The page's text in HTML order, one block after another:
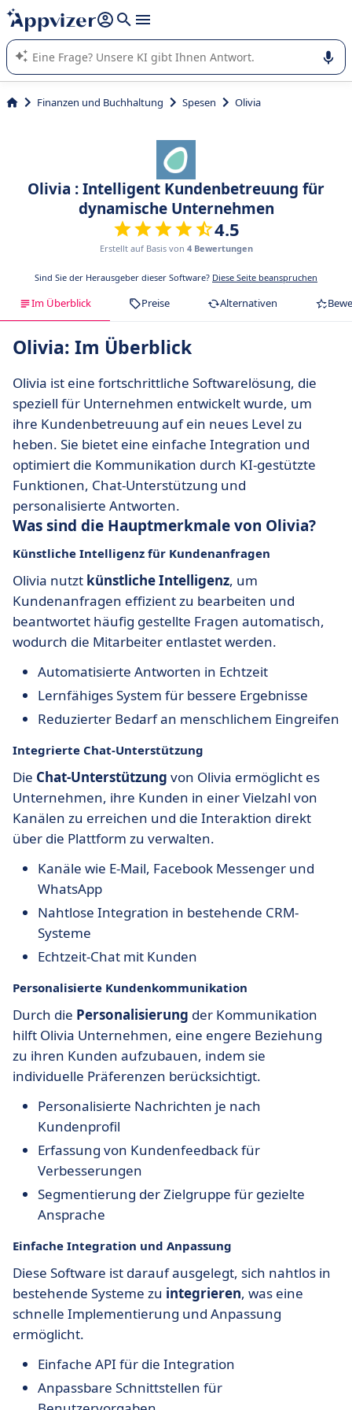
beantworten (mehrere Zeilen mit
Die KI von Appvizer führt Sie bei der Nutzung oder Auswahl
von SaaS-Software in Unternehmen.
Finanzen und Buchhaltung Spesen Olivia
Olivia : Intelligent Kundenbetreuung für
dynamische Unternehmen
4.5
Erstellt auf Basis von 4 Bewertungen
Sind Sie der Herausgeber dieser Software? Diese Seite beanspruchen
Im Überblick Preise Alternativen
Olivia: Im Überblick
Olivia ist eine fortschrittliche Softwarelösung, die
speziell für Unternehmen entwickelt wurde, um
ihre Kundenbetreuung auf ein neues Level zu
heben. Sie bietet eine einfache Integration und
optimiert die Kommunikation durch KI-gestützte
Funktionen, Chat-Unterstützung und
personalisierte Antworten.
Was sind die Hauptmerkmale von Olivia?
Künstliche Intelligenz für Kundenanfragen
Olivia nutzt künstliche Intelligenz, um
Kundenanfragen effizient zu bearbeiten und
beantwortet häufig gestellte Fragen automatisch,
wodurch die Mitarbeiter entlastet werden.
Automatisierte Antworten in Echtzeit
Lernfähiges System für bessere Ergebnisse
Reduzierter Bedarf an menschlichem Eingreifen
Integrierte Chat-Unterstützung
Die Chat-Unterstützung von Olivia ermöglicht es
Unternehmen, ihre Kunden in einer Vielzahl von
Kanälen zu erreichen und die Interaktion direkt
über die Plattform zu verwalten.
Kanäle wie E-Mail, Facebook Messenger und
WhatsApp
Nahtlose Integration in bestehende CRM-
Systeme
Echtzeit-Chat mit Kunden
Personalisierte Kundenkommunikation
Durch die Personalisierung der Kommunikation
hilft Olivia Unternehmen, eine engere Beziehung
zu ihren Kunden aufzubauen, indem sie
individuelle Präferenzen berücksichtigt.
Personalisierte Nachrichten je nach
Kundenprofil
Erfassung von Kundenfeedback für
Verbesserungen
Segmentierung der Zielgruppe für gezielte
Ansprache
Einfache Integration und Anpassung
Diese Software ist darauf ausgelegt, sich nahtlos in
bestehende Systeme zu integrieren, was eine
schnelle Implementierung und Anpassung
ermöglicht.
Einfache API für die Integration
Anpassbare Schnittstellen für